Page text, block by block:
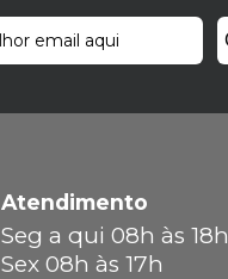
Atendimento
Seg a qui 08h às 18h
Sex 08h às 17h